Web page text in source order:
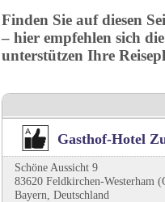
Finden Sie auf diesen
– hier empfehlen sich
unterstützen Ihre
Gasthof-Hotel
Schöne Aussicht 9
83620 Feldkirchen-Westerham
Bayern, Deutschland